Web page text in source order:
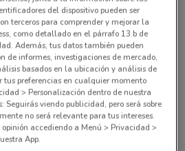
Hidalgo
Miguel Hidalgo
Hidalgo
del dispositivo pueden ser
terceros para comprender y mejorar la
como detallado en el párrafo 13.b de
Además, tus datos también pueden
de informes, investigaciones de mercado,
basados en la ubicación y análisis de
tus preferencias en cualquier momento
> Personalización dentro de nuestra
Seguirás viendo publicidad, pero será sobre
no será relevante para tus intereses.
accediendo a Menú > Privacidad >
App.